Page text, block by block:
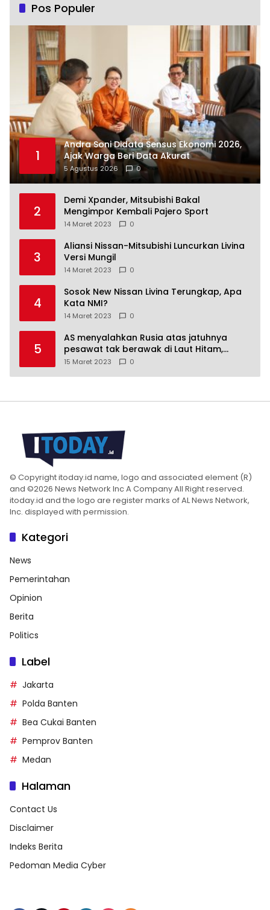
Pos Populer
1
Andra Soni Didata Sensus Ekonomi 2026,
Ajak Warga Beri Data Akurat
5 Agustus 2026 0
2
Demi Xpander, Mitsubishi Bakal
Mengimpor Kembali Pajero Sport
14 Maret 2023 0
3
Aliansi Nissan-Mitsubishi Luncurkan Livina
Versi Mungil
14 Maret 2023 0
4
Sosok New Nissan Livina Terungkap, Apa
Kata NMI?
14 Maret 2023 0
5
AS menyalahkan Rusia atas jatuhnya
pesawat tak berawak di Laut Hitam,
Moskow menyangkal
15 Maret 2023 0
© Copyright itoday.id name, logo and associated element (R)
and ©2026 News Network Inc A Company All Right reserved.
itoday.id and the logo are register marks of AL News Network,
Inc. displayed with permission.
Kategori
News
Pemerintahan
Opinion
Berita
Politics
Label
Jakarta
Polda Banten
Bea Cukai Banten
Pemprov Banten
Medan
Halaman
Contact Us
Disclaimer
Indeks Berita
Pedoman Media Cyber